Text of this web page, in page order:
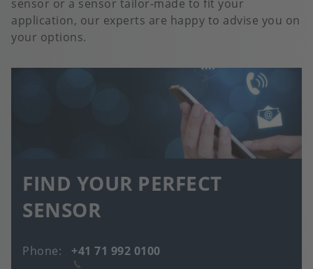
sensor or a sensor tailor-made to fit your
application, our experts are happy to advise you on
your options.
FIND YOUR PERFECT
SENSOR
Phone
+41 71 992 0100